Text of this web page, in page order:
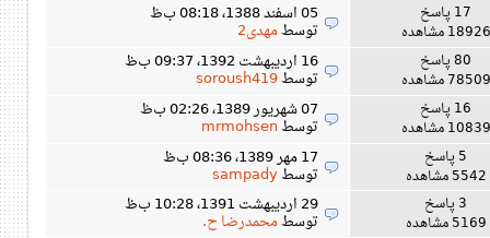
17 پاسخ
18926 مشاهده
05 اسفند 1388، 08:18 ب‌ظ
توسطمهدی2
80 پاسخ
78509 مشاهده
16 اردیبهشت 1392، 09:37 ب‌ظ
توسطsoroush419
16 پاسخ
10839 مشاهده
07 شهریور 1389، 02:26 ب‌ظ
توسطmrmohsen
5 پاسخ
5542 مشاهده
17 مهر 1389، 08:36 ب‌ظ
توسطsampady
3 پاسخ
5169 مشاهده
29 اردیبهشت 1391، 10:28 ب‌ظ
توسطمحمدرضا ح.